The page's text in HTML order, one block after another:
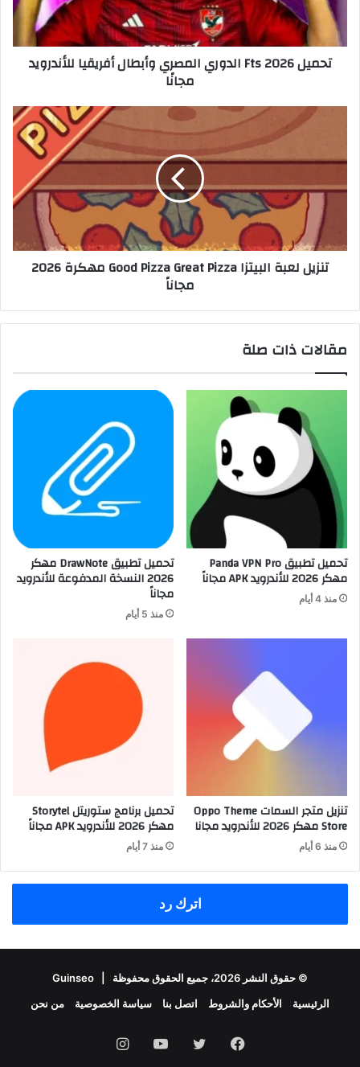
تحميل Fts 2026 الدوري المصري وأبطال أفريقيا للأندرويد
مجانًا
تنزيل لعبة البيتزا Good Pizza Great Pizza مهكرة 2026
مجاناً
مقالات ذات صلة
تحميل تطبيق Panda VPN Pro
مهكر 2026 للأندرويد APK مجاناً
منذ 4 أيام
تحميل تطبيق DrawNote مهكر
2026 النسخة المدفوعة للأندرويد
مجاناً
منذ 5 أيام
تنزيل متجر السمات Oppo Theme
Store مهكر 2026 للأندرويد مجانا
منذ 6 أيام
تحميل برنامج ستوريتل Storytel
مهكر 2026 للأندرويد APK مجاناً
منذ 7 أيام
اترك رد
© حقوق النشر 2026، جميع الحقوق محفوظة |
Guinseo
الرئيسية
الأحكام والشروط اتصل بنا سياسة الخصوصية من نحن
فيسبوك تويتر يوتيوبانستقرام